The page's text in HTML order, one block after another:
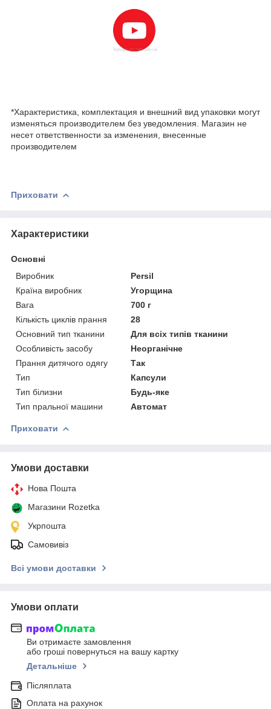
*Характеристика, комплектация и внешний вид упаковки могут
изменяться производителем без уведомления. Магазин не
несет ответственности за изменения, внесенные
производителем
Приховати
Характеристики
Основні
Виробник
Persil
Країна виробник
Угорщина
Вага
700 г
Кількість циклів прання
28
Основний тип тканини
Для всіх типів тканини
Особливість засобу
Неорганічне
Прання дитячого одягу
Так
Тип
Капсули
Тип білизни
Будь-яке
Тип пральної машини
Автомат
Приховати
Умови доставки
Нова Пошта
Магазини Rozetka
Укрпошта
Самовивіз
Всі умови доставки
Умови оплати
Ви отримаєте замовлення
або гроші повернуться на вашу картку
Детальніше
Післяплата
Оплата на рахунок